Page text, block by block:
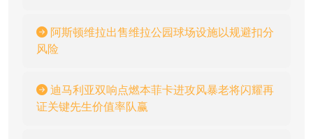
阿斯顿维拉出售维拉公园球场设施以规避扣分
风险
迪马利亚双响点燃本菲卡进攻风暴老将闪耀再
证关键先生价值率队赢